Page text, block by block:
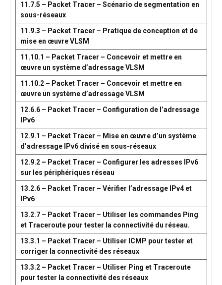
11.7.5 – Packet Tracer – Scénario de segmentation en
sous-réseaux
11.9.3 – Packet Tracer – Pratique de conception et de
mise en œuvre VLSM
11.10.1 – Packet Tracer – Concevoir et mettre en
œuvre un système d’adressage VLSM
11.10.2 – Packet Tracer – Concevoir et mettre en
œuvre un système d’adressage VLSM
12.6.6 – Packet Tracer – Configuration de l’adressage
IPv6
12.9.1 – Packet Tracer – Mise en œuvre d’un système
d’adressage IPv6 divisé en sous-réseaux
12.9.2 – Packet Tracer – Configurer les adresses IPv6
sur les périphériques réseau
13.2.6 – Packet Tracer – Vérifier l’adressage IPv4 et
IPv6
13.2.7 – Packet Tracer – Utiliser les commandes Ping
et Traceroute pour tester la connectivité du réseau.
13.3.1 – Packet Tracer – Utiliser ICMP pour tester et
corriger la connectivité des réseaux
13.3.2 – Packet Tracer – Utiliser Ping et Traceroute
pour tester la connectivité des réseaux